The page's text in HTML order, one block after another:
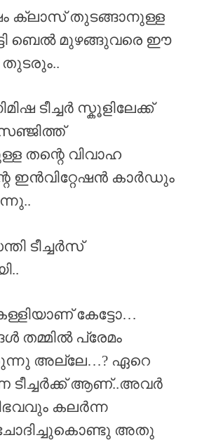
ക്ലാസ് തുടങ്ങാനുള്ള
ബെൽ മുഴങ്ങുവരെ ഈ
തുടരും..
ടീച്ചർ സ്കൂളിലേക്ക്
തന്റെ വിവാഹ
ഇൻവിറ്റേഷൻ കാർഡും
ടീച്ചർസ്
കള്ളിയാണ് കേട്ടോ…
തമ്മിൽ പ്രേമം
അല്ലേ…? ഏറെ
ടീച്ചർക്ക് ആണ്..അവർ
കലർന്ന
അതു